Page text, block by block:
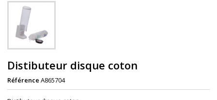
Distibuteur disque coton
Référence A865704